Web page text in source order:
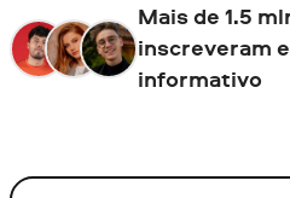
Mais de 1.5
inscreveram
informativo